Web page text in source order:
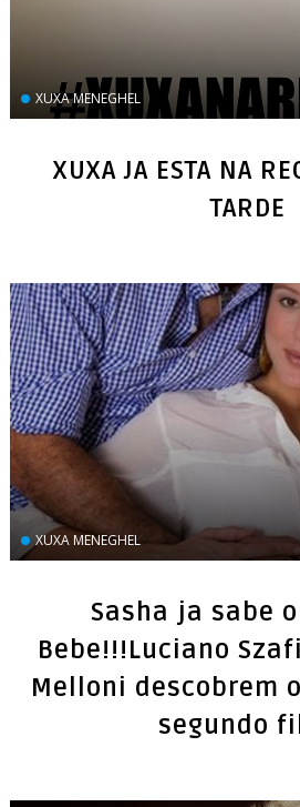
XUXA MENEGHEL
XUXA JA ESTA NA
TARDE
XUXA MENEGHEL
Sasha ja sabe
Bebe!!!Luciano
Melloni descobrem
segundo